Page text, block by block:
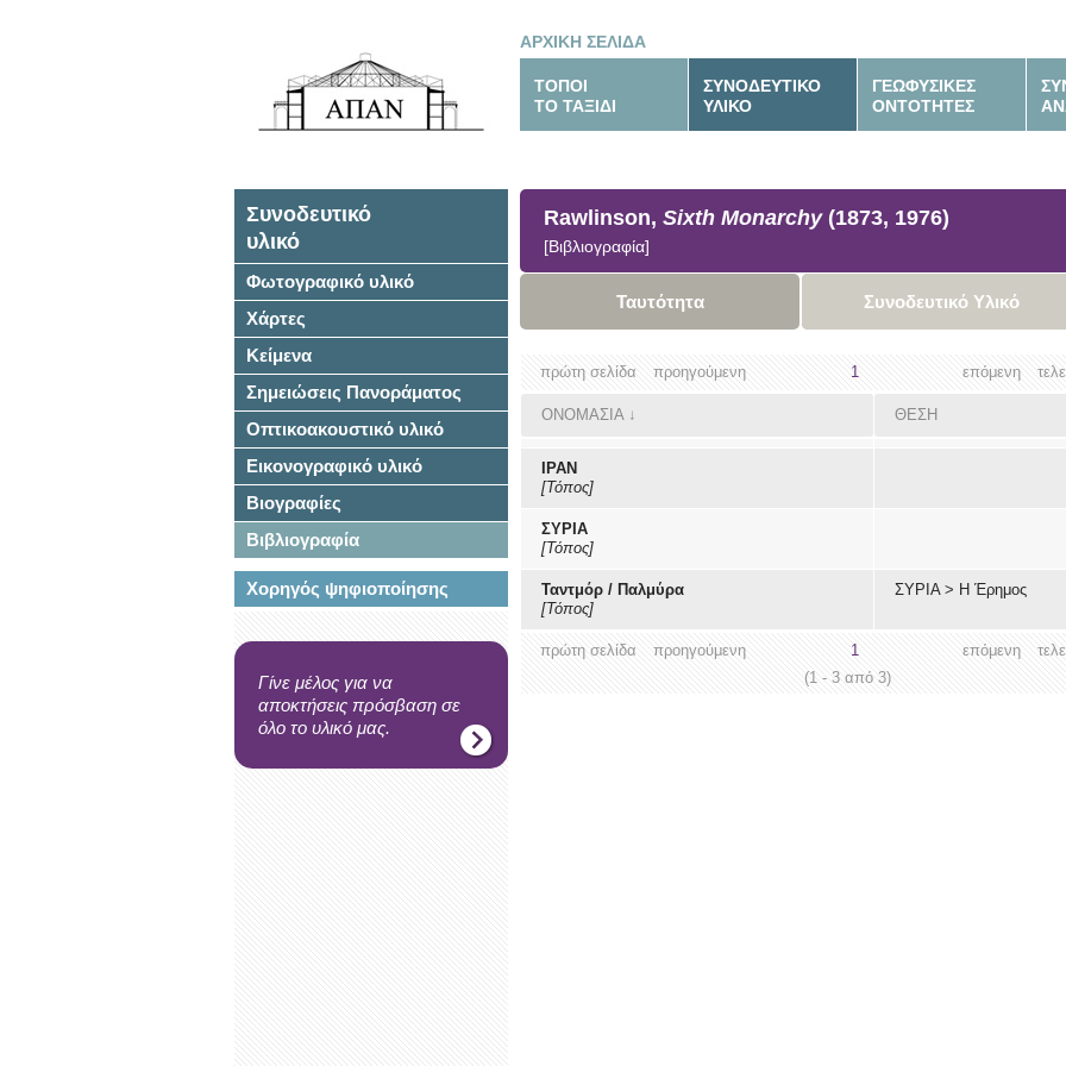
ΑΡΧΙΚΗ ΣΕΛΙΔΑ
ΤΟΠΟΙ
ΤΟ ΤΑΞΙΔΙ
ΣΥΝΟΔΕΥΤΙΚΟ
ΥΛΙΚΟ
ΓΕΩΦΥΣΙΚΕΣ
ΟΝΤΟΤΗΤΕΣ
Συνοδευτικό
υλικό
Φωτογραφικό υλικό
Χάρτες
Κείμενα
Σημειώσεις Πανοράματος
Οπτικοακουστικό υλικό
Εικονογραφικό υλικό
Βιογραφίες
Βιβλιογραφία
Χορηγός ψηφιοποίησης
Γίνε μέλος για να
αποκτήσεις πρόσβαση σε
όλο το υλικό μας.
Rawlinson, Sixth Monarchy(1873, 1976)
[Βιβλιογραφία]
Ταυτότητα Συνοδευτικό Υλικό
επόμενη
πρώτη σελίδα προηγούμενη 1
ΟΝΟΜΑΣΙΑ↓ ΘΕΣΗ
ΙΡΑΝ
[Τόπος]
ΣΥΡΙΑ
[Τόπος]
Ταντμόρ / Παλμύρα
[Τόπος]
ΣΥΡΙΑ> Η Έρημος
επόμενη
πρώτη σελίδα προηγούμενη
1
(1 - 3 από 3)